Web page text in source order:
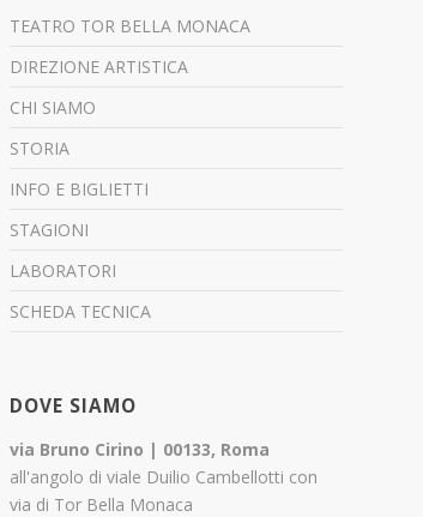
TEATRO TOR BELLA MONACA
DIREZIONE ARTISTICA
CHI SIAMO
STORIA
INFO E BIGLIETTI
STAGIONI
LABORATORI
SCHEDA TECNICA
DOVE SIAMO
via Bruno Cirino | 00133, Roma
all'angolo di viale Duilio Cambellotti con
via di Tor Bella Monaca